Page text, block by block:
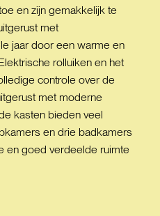
en zijn gemakkelijk te
met
jaar door een warme en
rolluiken en het
controle over de
met moderne
kasten bieden veel
en drie badkamers
en goed verdeelde ruimte